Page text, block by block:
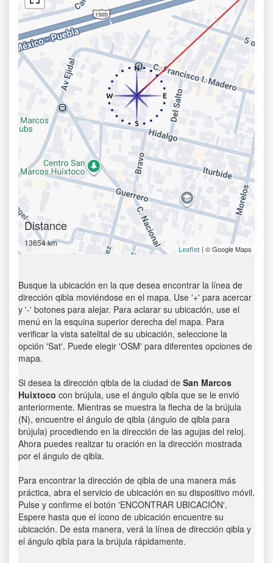
Distance
13654 km
Leaflet | © Google Maps
Busque la ubicación en la que desea encontrar la línea de
dirección qibla moviéndose en el mapa. Use '+' para acercar
y '-' botones para alejar. Para aclarar su ubicación, use el
menú en la esquina superior derecha del mapa. Para
verificar la vista satelital de su ubicación, seleccione la
opción 'Sat'. Puede elegir 'OSM' para diferentes opciones de
mapa.
Si desea la dirección qibla de la ciudad de San Marcos
Huixtoco con brújula, use el ángulo qibla que se le envió
anteriormente. Mientras se muestra la flecha de la brújula
(N), encuentre el ángulo de qibla (ángulo de qibla para
brújula) procediendo en la dirección de las agujas del reloj.
Ahora puedes realizar tu oración en la dirección mostrada
por el ángulo de qibla.
Para encontrar la dirección de qibla de una manera más
práctica, abra el servicio de ubicación en su dispositivo móvil.
Pulse y confirme el botón 'ENCONTRAR UBICACIÓN'.
Espere hasta que el ícono de ubicación encuentre su
ubicación. De esta manera, verá la línea de dirección qibla y
el ángulo qibla para la brújula rápidamente.